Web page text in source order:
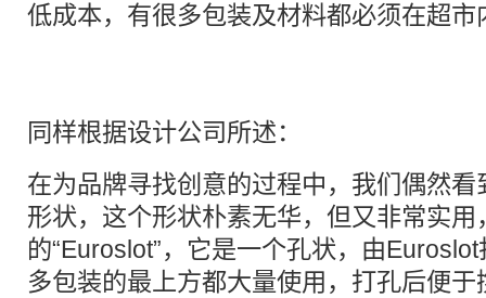
低成本，有很多包装及材料都必须在超市
同样根据设计公司所述：
在为品牌寻找创意的过程中，我们偶然
形状，这个形状朴素无华，但又非常实
的“Euroslot”，它是一个孔状，由
多包装的最上方都大量使用，打孔后便